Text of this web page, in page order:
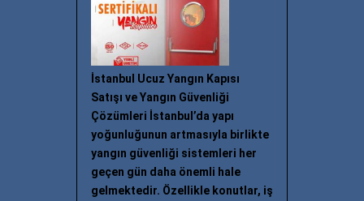
İstanbul Ucuz Yangın Kapısı
Satışı ve Yangın Güvenliği
Çözümleri İstanbul’da yapı
yoğunluğunun artmasıyla birlikte
yangın güvenliği sistemleri her
geçen gün daha önemli hale
gelmektedir. Özellikle konutlar, iş